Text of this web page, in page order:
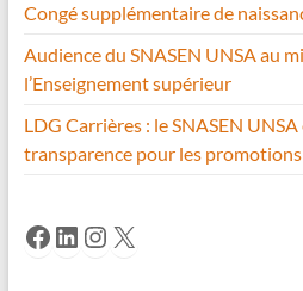
Congé supplémentaire de
Audience du SNASEN UNSA au
l’Enseignement supérieur
LDG Carrières : le SNASEN
transparence pour les
Facebook
LinkedIn
Instagram
X